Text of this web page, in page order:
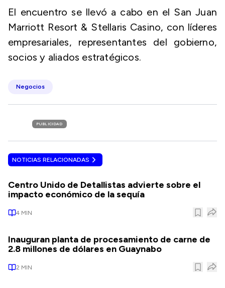
El encuentro se llevó a cabo en el San Juan
Marriott Resort & Stellaris Casino, con líderes
empresariales, representantes del gobierno,
socios y aliados estratégicos.
Negocios
PUBLICIDAD
NOTICIAS RELACIONADAS
Centro Unido de Detallistas advierte sobre el
impacto económico de la sequía
4 MIN
Inauguran planta de procesamiento de carne de
2.8 millones de dólares en Guaynabo
2 MIN